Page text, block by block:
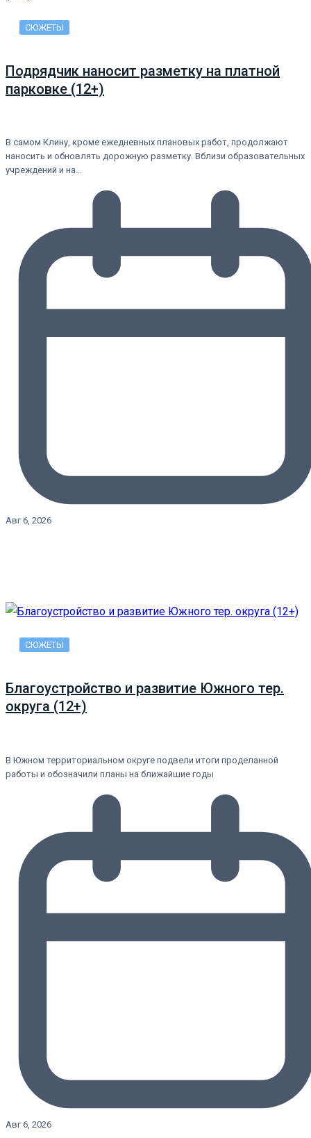
СЮЖЕТЫ
Подрядчик наносит разметку на платной
парковке (12+)
В самом Клину, кроме ежедневных плановых работ, продолжают
наносить и обновлять дорожную разметку. Вблизи образовательных
учреждений и на…
Авг 6, 2026
СЮЖЕТЫ
Благоустройство и развитие Южного тер.
округа (12+)
В Южном территориальном округе подвели итоги проделанной
работы и обозначили планы на ближайшие годы
Авг 6, 2026